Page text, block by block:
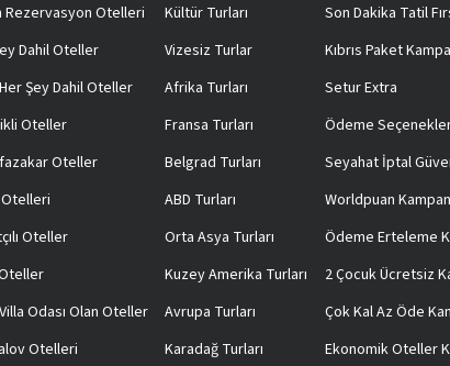
Rezervasyon Otelleri
Dahil Oteller
Şey Dahil Oteller
Oteller
Oteller
Oteller
Odası Olan Oteller
Otelleri
Kültür Turları
Vizesiz Turlar
Afrika Turları
Fransa Turları
Belgrad Turları
ABD Turları
Orta Asya Turları
Kuzey Amerika Turları
Avrupa Turları
Karadağ Turları
Son Dakika Tatil
Kıbrıs Paket
Setur Extra
Ödeme
Seyahat İptal
Worldpuan
Ödeme Erteleme
2 Çocuk Ücretsiz
Çok Kal Az Öde
Ekonomik Oteller